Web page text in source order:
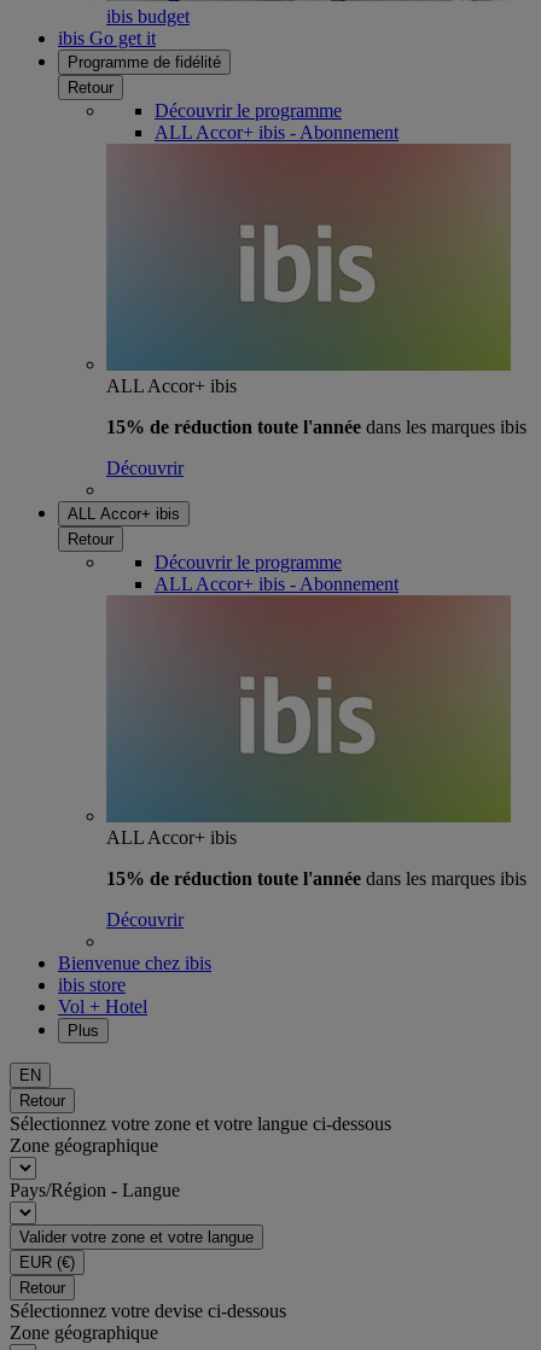
ibis budget
ibis Go get it
Programme de fidélité
Retour
Découvrir le programme
ALL Accor+ ibis - Abonnement
ALL Accor+ ibis
15% de réduction toute l'année dans les marques ibis
Découvrir
ALL Accor+ ibis
Retour
Découvrir le programme
ALL Accor+ ibis - Abonnement
ALL Accor+ ibis
15% de réduction toute l'année dans les marques ibis
Découvrir
Bienvenue chez ibis
ibis store
Vol + Hotel
Plus
EN
Retour
Sélectionnez votre zone et votre langue ci-dessous
Zone géographique
Pays/Région - Langue
Valider votre zone et votre langue
EUR (€)
Retour
Sélectionnez votre devise ci-dessous
Zone géographique